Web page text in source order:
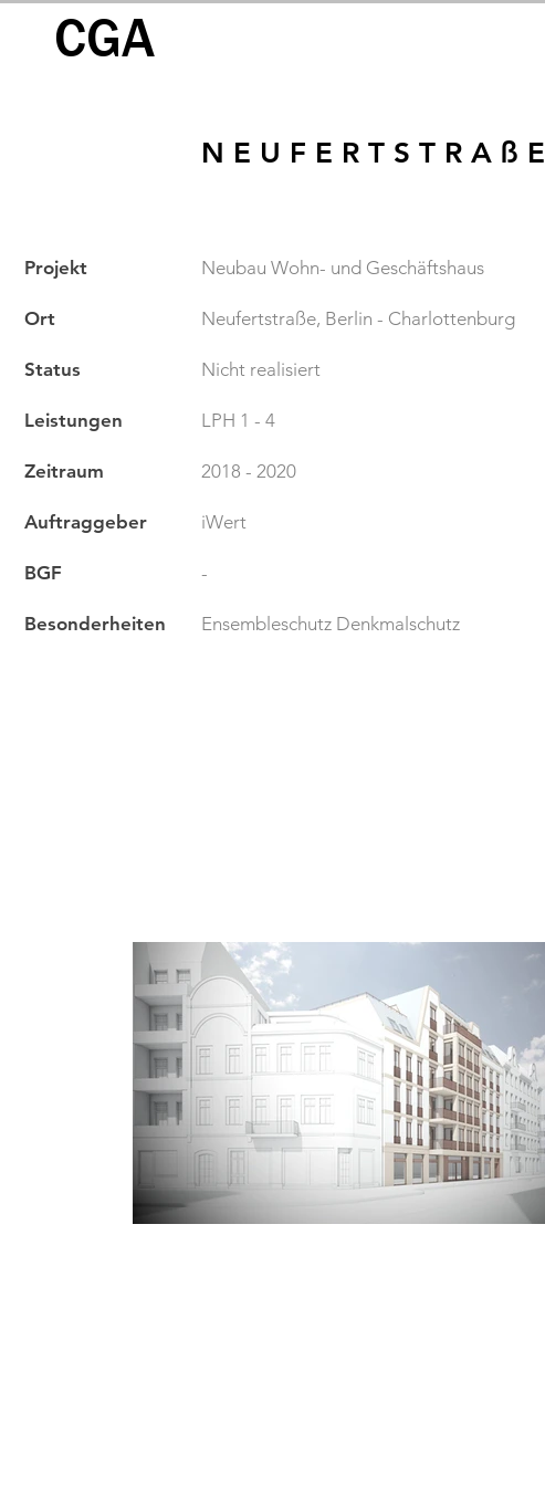
CGA
N E U F E R T S T R A ß E
Projekt
Ort
Status
Leistungen
Zeitraum
Auftraggeber
BGF
Besonderheiten
Neubau Wohn- und Geschäftshaus
Neufertstraße, Berlin - Charlottenburg
Nicht realisiert
LPH 1 - 4
2018 - 2020
iWert
-
Ensembleschutz Denkmalschutz